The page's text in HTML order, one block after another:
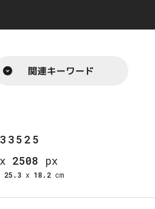
関連キーワード
x 2508 px
25.3 x 18.2 cm